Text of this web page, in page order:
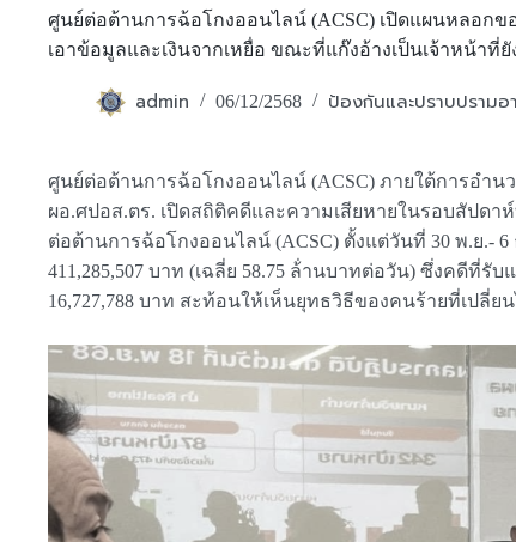
ศูนย์ต่อต้านการฉ้อโกงออนไลน์​ (ACSC) เปิดแผนหลอก
เอาข้อมูลและเงินจากเหยื่อ ขณะที่แก๊งอ้างเป็นเจ้าหน้า
admin 06/12/2568 ป้องกันและปราบปราม
ศูนย์ต่อต้านการฉ้อโกงออนไลน์ (ACSC) ภายใต้การอำน
ผอ.ศปอส.ตร. เปิดสถิติคดีและความเสียหายในรอบสัปด
ต่อต้านการฉ้อโกงออนไลน์ (ACSC) ตั้งแต่วันที่ 30 พ.ย.- 6
411,285,507 บาท (เฉลี่ย 58.75 ล้่านบาทต่อวัน) ซึ่งคดีที่รั
16,727,788 บาท สะท้อนให้เห็นยุทธวิธีของคนร้ายที่เปลี่